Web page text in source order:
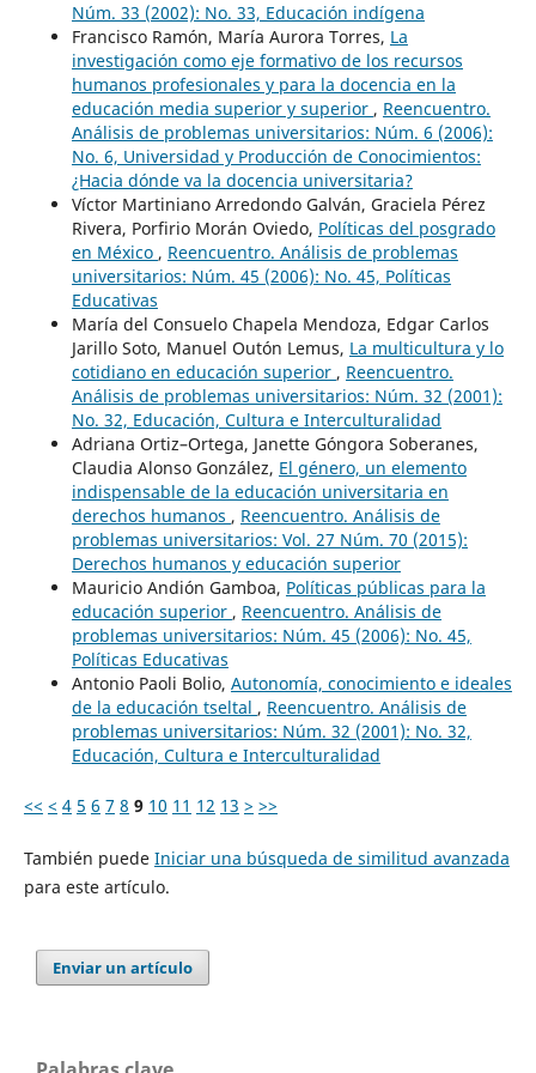
Núm. 33 (2002): No. 33, Educación indígena
Francisco Ramón, María Aurora Torres, La
investigación como eje formativo de los recursos
humanos profesionales y para la docencia en la
educación media superior y superior , Reencuentro.
Análisis de problemas universitarios: Núm. 6 (2006):
No. 6, Universidad y Producción de Conocimientos:
¿Hacia dónde va la docencia universitaria?
Víctor Martiniano Arredondo Galván, Graciela Pérez
Rivera, Porfirio Morán Oviedo, Políticas del posgrado
en México , Reencuentro. Análisis de problemas
universitarios: Núm. 45 (2006): No. 45, Políticas
Educativas
María del Consuelo Chapela Mendoza, Edgar Carlos
Jarillo Soto, Manuel Outón Lemus, La multicultura y lo
cotidiano en educación superior , Reencuentro.
Análisis de problemas universitarios: Núm. 32 (2001):
No. 32, Educación, Cultura e Interculturalidad
Adriana Ortiz–Ortega, Janette Góngora Soberanes,
Claudia Alonso González, El género, un elemento
indispensable de la educación universitaria en
derechos humanos , Reencuentro. Análisis de
problemas universitarios: Vol. 27 Núm. 70 (2015):
Derechos humanos y educación superior
Mauricio Andión Gamboa, Políticas públicas para la
educación superior , Reencuentro. Análisis de
problemas universitarios: Núm. 45 (2006): No. 45,
Políticas Educativas
Antonio Paoli Bolio, Autonomía, conocimiento e ideales
de la educación tseltal , Reencuentro. Análisis de
problemas universitarios: Núm. 32 (2001): No. 32,
Educación, Cultura e Interculturalidad
<< < 4 5 6 7 8 9 10 11 12 13 > >>
También puede Iniciar una búsqueda de similitud avanzada
para este artículo.
Enviar un artículo